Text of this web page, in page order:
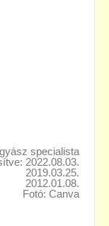
specialista
2022.08.03.
2019.03.25.
2012.01.08.
Fotó: Canva